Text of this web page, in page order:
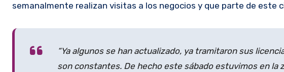
semanalmente realizan visitas a los negocios y que parte de este
“Ya algunos se han actualizado, ya tramitaron sus
son constantes. De hecho este sábado estuvimos en la